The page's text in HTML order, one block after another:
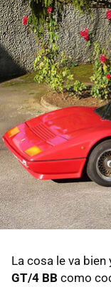
La cosa le va
GT/4 BB como